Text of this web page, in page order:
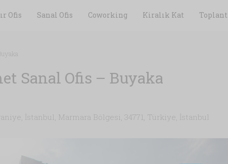
Ofis Sanal Ofis Coworking Kiralık Kat
Sanal Ofis – Buyaka
İstanbul, Marmara Bölgesi, 34771, Türkiye, İstanbul